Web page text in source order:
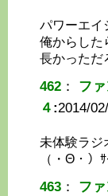
パワーエイ
俺からした
長かっただ
462 ： フ
４ :2014/
未体験ラジ
（・Θ・）
463 ： フ